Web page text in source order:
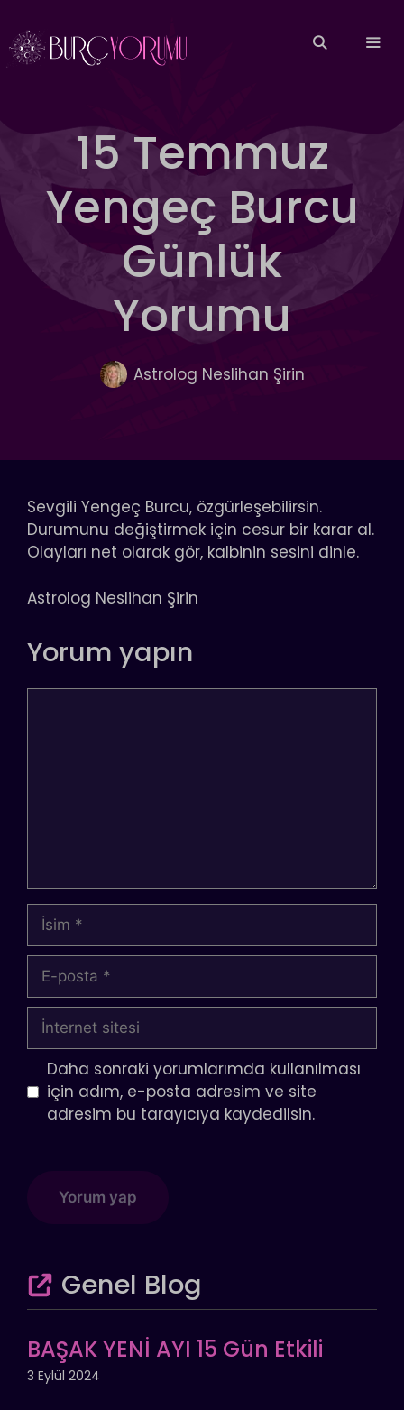
atla
15 Temmuz
Yengeç Burcu
Günlük
Yorumu
Astrolog Neslihan Şirin
Sevgili Yengeç Burcu, özgürleşebilirsin.
Durumunu değiştirmek için cesur bir karar al.
Olayları net olarak gör, kalbinin sesini dinle.
Astrolog Neslihan Şirin
Yorum yapın
İsim
posta
İnternet
sitesi
Daha sonraki yorumlarımda kullanılması
için adım, e-posta adresim ve site
adresim bu tarayıcıya kaydedilsin.
Genel Blog
BAŞAK YENİ AYI 15 Gün Etkili
3 Eylül 2024